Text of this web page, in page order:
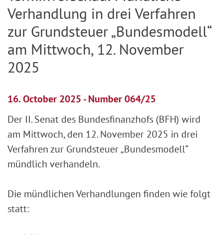
Verhandlung in drei Verfahren
zur Grundsteuer „Bundesmodell“
am Mittwoch, 12. November
2025
16. October 2025 - Number 064/25
Der II. Senat des Bundesfinanzhofs (BFH) wird
am Mittwoch, den 12. November 2025 in drei
Verfahren zur Grundsteuer „Bundesmodell“
mündlich verhandeln.
Die mündlichen Verhandlungen finden wie folgt
statt: